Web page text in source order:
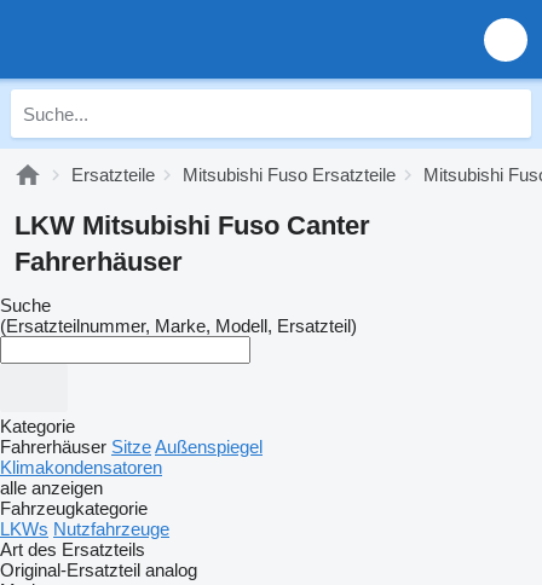
Ersatzteile Mitsubishi Fuso Ersatzteile Mitsubishi
LKW Mitsubishi Fuso Canter
Fahrerhäuser
Suche
(Ersatzteilnummer, Marke, Modell, Ersatzteil)
Kategorie
Fahrerhäuser SitzeAußenspiegel
Klimakondensatoren
alle anzeigen
Fahrzeugkategorie
LKWs Nutzfahrzeuge
Art des Ersatzteils
Original-Ersatzteil analog